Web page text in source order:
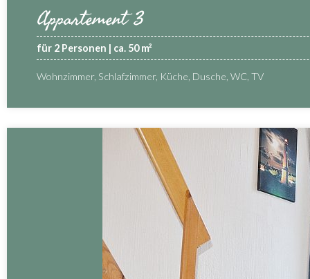
Appartement 3
für 2 Personen | ca. 50 m²
Wohnzimmer, Schlafzimmer, Küche, Dusche, WC, TV